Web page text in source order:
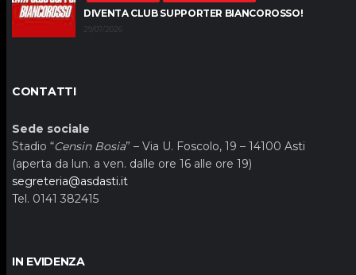
DIVENTA CLUB SUPPORTER BIANCOROSSO!
29/07/2026
CONTATTI
Sede sociale
Stadio “Censin Bosia” – Via U. Foscolo, 19 – 14100 Asti
(aperta da lun. a ven. dalle ore 16 alle ore 19)
segreteria@asdasti.it
Tel. 0141 382415
IN EVIDENZA